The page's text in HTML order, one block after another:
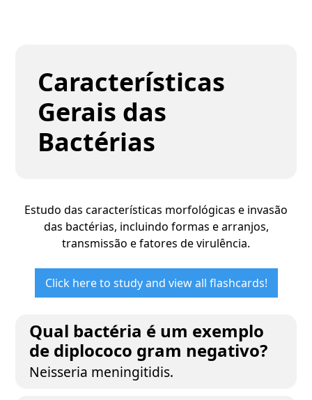
Características
Gerais das
Bactérias
Estudo das características morfológicas e invasão
das bactérias, incluindo formas e arranjos,
transmissão e fatores de virulência.
Click here to study and view all flashcards!
Qual bactéria é um exemplo
de diplococo gram negativo?
Neisseria meningitidis.